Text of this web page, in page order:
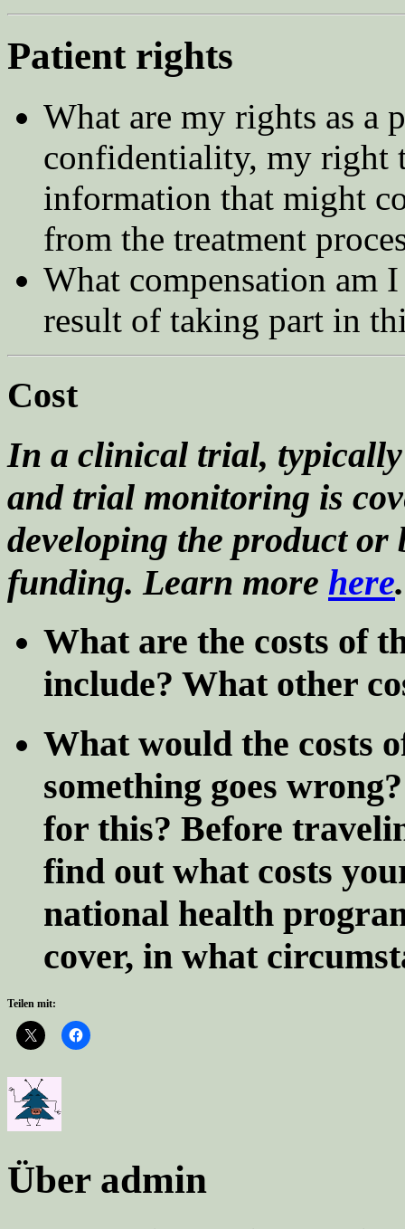
Patient rights
What are my rights as
confidentiality, my right
information that might
from the treatment
What compensation am
result of taking part in
Cost
In a clinical trial, typically
and trial monitoring is
developing the product
funding. Learn more here.
What are the costs of
include? What other
What would the costs
something goes
for this? Before
find out what costs
national health
cover, in what
Teilen mit:
Über admin